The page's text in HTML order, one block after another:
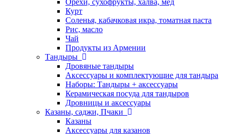
Орехи, сухофрукты, халва, мед
Курт
Соленья, кабачковая икра, томатная паста
Рис, масло
Чай
Продукты из Армении
Тандыры
Дровяные тандыры
Аксессуары и комплектующие для тандыра
Наборы: Тандыры + аксессуары
Керамическая посуда для тандыров
Дровницы и аксессуары
Казаны, саджи, Пчаки
Казаны
Аксессуары для казанов